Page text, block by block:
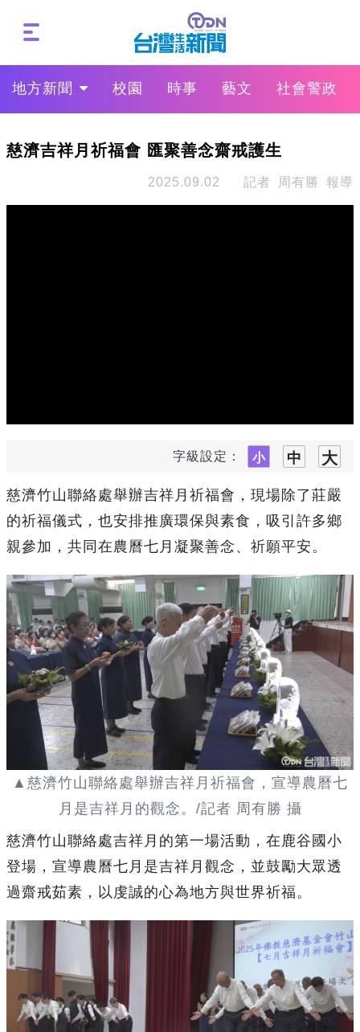
地方新聞 校園 時事 藝文 社會警政
慈濟吉祥月祈福會 匯聚善念齋戒護生
2025.09.02 記者 周有勝 報導
字級設定：
慈濟竹山聯絡處舉辦吉祥月祈福會，現場除了莊嚴
的祈福儀式，也安排推廣環保與素食，吸引許多鄉
親參加，共同在農曆七月凝聚善念、祈願平安。
▲慈濟竹山聯絡處舉辦吉祥月祈福會，宣導農曆七
月是吉祥月的觀念。/記者 周有勝 攝
慈濟竹山聯絡處吉祥月的第一場活動，在鹿谷國小
登場，宣導農曆七月是吉祥月觀念，並鼓勵大眾透
過齋戒茹素，以虔誠的心為地方與世界祈福。